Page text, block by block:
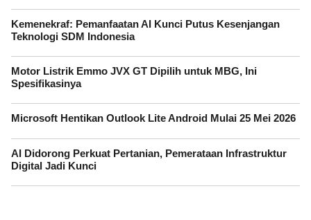
Kemenekraf: Pemanfaatan AI Kunci Putus Kesenjangan
Teknologi SDM Indonesia
Motor Listrik Emmo JVX GT Dipilih untuk MBG, Ini
Spesifikasinya
Microsoft Hentikan Outlook Lite Android Mulai 25 Mei 2026
AI Didorong Perkuat Pertanian, Pemerataan Infrastruktur
Digital Jadi Kunci